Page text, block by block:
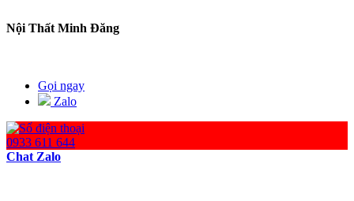
Nội Thất Minh Đăng
Gọi ngay
Zalo
0933 611 644
Chat Zalo